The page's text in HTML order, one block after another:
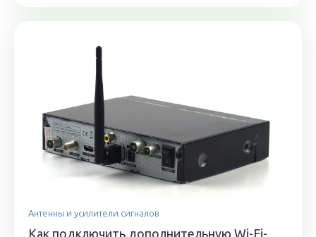
Антенны и усилители сигналов
Как подключить дополнительную Wi-Fi-